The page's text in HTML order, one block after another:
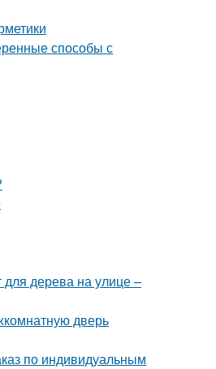
способы с
для дерева на улице –
дверь
по индивидуальным